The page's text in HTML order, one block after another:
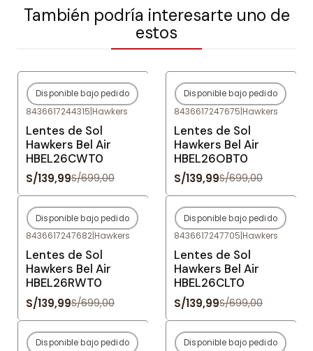
También podría interesarte uno de
estos
-80%OFF
Agotado
Disponible bajo pedido
8436617244315|Hawkers
Lentes de Sol
Hawkers Bel Air
HBEL26CWT0
S/139,99S/699,00
-80%OFF
Agotado
Disponible bajo pedido
8436617247675|Hawkers
Lentes de Sol
Hawkers Bel Air
HBEL26OBT0
S/139,99S/699,00
-80%OFF
Agotado
Disponible bajo pedido
8436617247682|Hawkers
Lentes de Sol
Hawkers Bel Air
HBEL26RWT0
S/139,99S/699,00
-80%OFF
Agotado
Disponible bajo pedido
8436617247705|Hawkers
Lentes de Sol
Hawkers Bel Air
HBEL26CLT0
S/139,99S/699,00
-80%OFF
Disponible bajo pedido -80%OFF
Disponible bajo pedido